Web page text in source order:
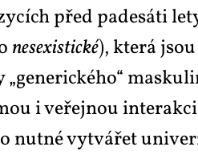
před pa­de­sá­ti
ne­sexis­tic­ké), kte­rá
i ve­řej­nou
nut­né vy­tvá­řet